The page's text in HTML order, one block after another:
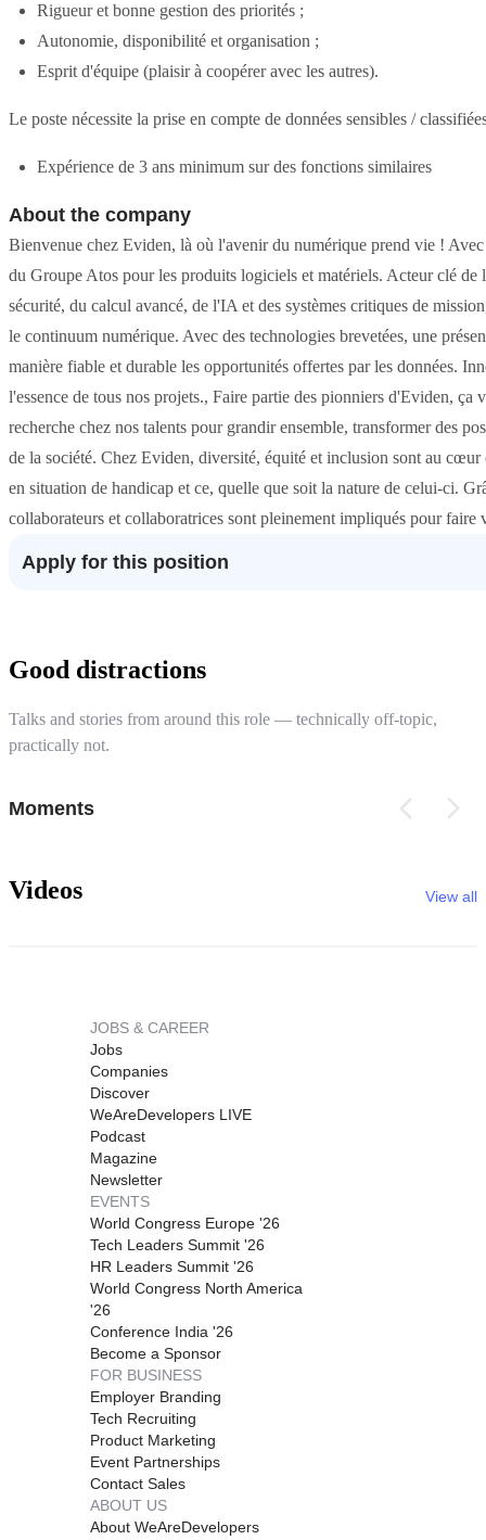
Rigueur et bonne gestion des priorités ;
Autonomie, disponibilité et organisation ;
Esprit d'équipe (plaisir à coopérer avec les autres).
Le poste nécessite la prise en compte de données sensibles /
Expérience de 3 ans minimum sur des fonctions similaires
About the company
Bienvenue chez Eviden, là où l'avenir du numérique prend vie !
du Groupe Atos pour les produits logiciels et matériels. Acteur clé
sécurité, du calcul avancé, de l'IA et des systèmes critiques de
le continuum numérique. Avec des technologies brevetées, une
manière fiable et durable les opportunités offertes par les données.
l'essence de tous nos projets., Faire partie des pionniers d'Eviden, ça
recherche chez nos talents pour grandir ensemble, transformer des
de la société. Chez Eviden, diversité, équité et inclusion sont au
en situation de handicap et ce, quelle que soit la nature de celui-ci.
collaborateurs et collaboratrices sont pleinement impliqués pour
Apply for this position
Good distractions
Talks and stories from around this role — technically off-topic,
practically not.
Moments
Videos View all
JOBS & CAREER
Jobs
Companies
Discover
WeAreDevelopers LIVE
Podcast
Magazine
Newsletter
EVENTS
World Congress Europe '26
Tech Leaders Summit '26
HR Leaders Summit '26
World Congress North America
'26
Conference India '26
Become a Sponsor
FOR BUSINESS
Employer Branding
Tech Recruiting
Product Marketing
Event Partnerships
Contact Sales
ABOUT US
About WeAreDevelopers